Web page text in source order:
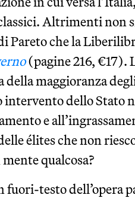
Altrimenti non
Pareto che la
(pagine 216, €17).
della maggioranza
intervento dello Stato
e
élites che non
qualcosa?
fuori-testo dell’opera